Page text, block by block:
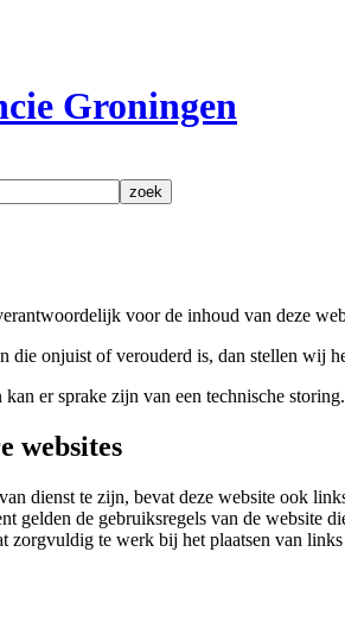
zoek
voor de inhoud van deze
die onjuist of verouderd is, dan stellen wij
er sprake zijn van een technische
websites
dienst te zijn, bevat deze website ook
gelden de gebruiksregels van de website
zorgvuldig te werk bij het plaatsen van